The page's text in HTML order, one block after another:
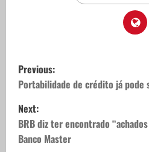
P
o
s
t
Previous:
Portabilidade de crédito já
Next:
BRB diz ter encontrado
Banco Master